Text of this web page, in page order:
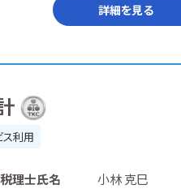
詳細を見る
ス利用
税理士氏名
小林 克巳